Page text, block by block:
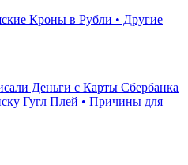
Кроны в Рубли • Другие
Деньги с Карты Сбербанка
Гугл Плей • Причины для